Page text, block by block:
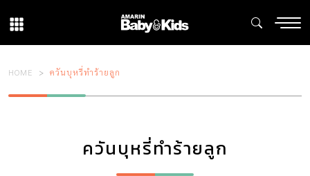
HOME ควันบุหรี่ทำร้ายลูก
ควันบุหรี่ทำร้ายลูก